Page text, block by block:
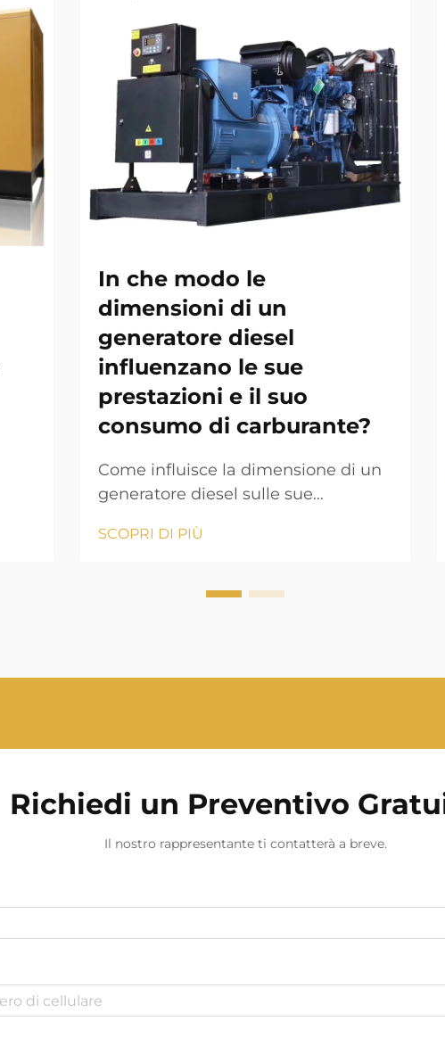
In che modo le
dimensioni di un
generatore diesel
influenzano le sue
prestazioni e il suo
consumo di carburante?
Come influisce la dimensione di un
generatore diesel sulle sue
carburante? Il generatore diesel è
più affidabili nelle industrie
SCOPRI DI PIÙ
Richiedi un Preventivo
Il nostro rappresentante ti contatterà a breve.